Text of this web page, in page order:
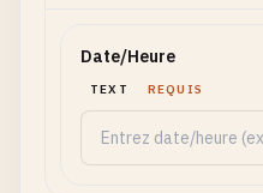
Date/Heure
TEXT REQUIS